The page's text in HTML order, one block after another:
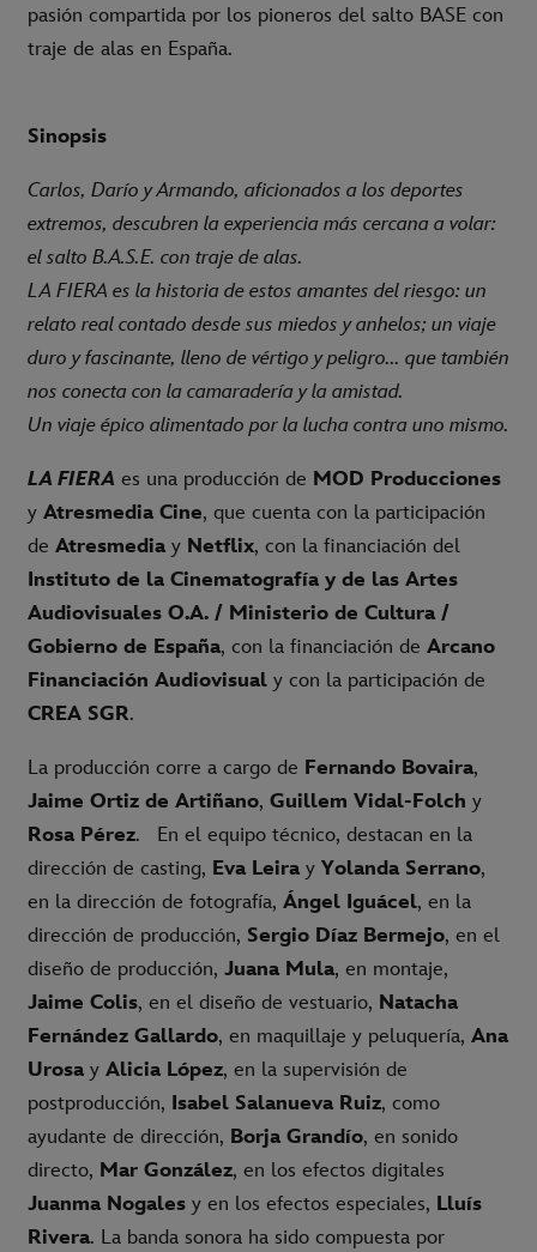
pasión compartida por los pioneros del salto BASE con
traje de alas en España.
Sinopsis
Carlos, Darío y Armando, aficionados a los deportes
extremos, descubren la experiencia más cercana a volar:
el salto B.A.S.E. con traje de alas.
LA FIERA es la historia de estos amantes del riesgo: un
relato real contado desde sus miedos y anhelos; un viaje
duro y fascinante, lleno de vértigo y peligro... que también
nos conecta con la camaradería y la amistad.
Un viaje épico alimentado por la lucha contra uno mismo.
LA FIERA es una producción de MOD Producciones
y Atresmedia Cine, que cuenta con la participación
de Atresmedia y Netflix, con la financiación del
Instituto de la Cinematografía y de las Artes
Audiovisuales O.A. / Ministerio de Cultura /
Gobierno de España, con la financiación de Arcano
Financiación Audiovisual y con la participación de
CREA SGR.
La producción corre a cargo de Fernando Bovaira,
Jaime Ortiz de Artiñano, Guillem Vidal-Folch y
Rosa Pérez. En el equipo técnico, destacan en la
dirección de casting, Eva Leira y Yolanda Serrano,
en la dirección de fotografía, Ángel Iguácel, en la
dirección de producción, Sergio Díaz Bermejo, en el
diseño de producción, Juana Mula, en montaje,
Jaime Colis, en el diseño de vestuario, Natacha
Fernández Gallardo, en maquillaje y peluquería, Ana
Urosa y Alicia López, en la supervisión de
postproducción, Isabel Salanueva Ruiz, como
ayudante de dirección, Borja Grandío, en sonido
directo, Mar González, en los efectos digitales
Juanma Nogales y en los efectos especiales, Lluís
Rivera. La banda sonora ha sido compuesta por